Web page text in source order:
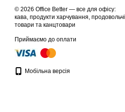
© 2026 Office Better — все для офісу:
кава, продукти харчування, продовольчі
товари та канцтовари
Приймаємо до оплати
Мобільна версія